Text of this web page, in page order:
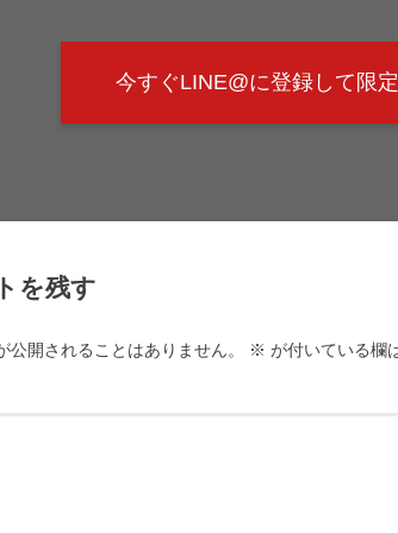
今すぐLINE@に登録して限
を残す
公開されることはありません。 ※ が付いている欄